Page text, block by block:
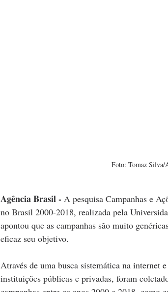
Foto: Tomaz Silva/
Agência Brasil - A pesquisa Campanhas e
no Brasil 2000-2018, realizada pela
apontou que as campanhas são muito
eficaz seu objetivo.
Através de uma busca sistemática na internet
instituições públicas e privadas, foram